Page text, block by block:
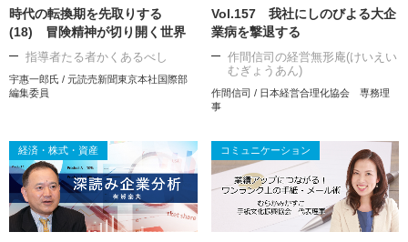
時代の転換期を先取りする
(18) 冒険精神が切り開く世界
指導者たる者かくあるべし
宇惠一郎氏 / 元読売新聞東京本社国際部
編集委員
Vol.157 我社にしのびよる大企
業病を撃退する
作間信司の経営無形庵(けいえい
むぎょうあん)
作間信司 / 日本経営合理化協会 専務理
事
経済・株式・資産 コミュニケーション